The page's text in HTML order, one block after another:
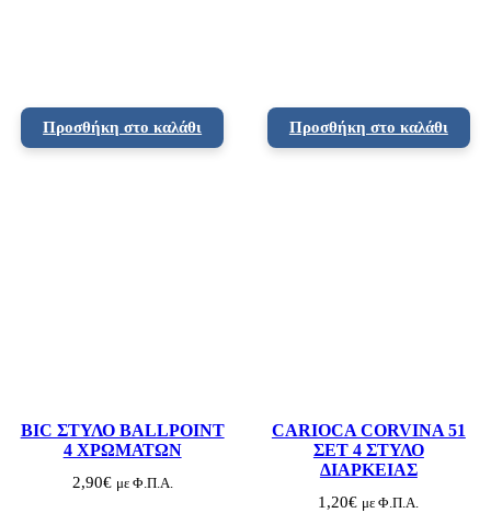
Προσθήκη στο καλάθι Προσθήκη στο καλάθι
BIC ΣΤΥΛΟ BALLPOINT
4 ΧΡΩΜΑΤΩΝ
2,90€ με Φ.Π.Α.
CARIOCA CORVINA 51
ΣΕΤ 4 ΣΤΥΛΟ
ΔΙΑΡΚΕΙΑΣ
1,20€ με Φ.Π.Α.